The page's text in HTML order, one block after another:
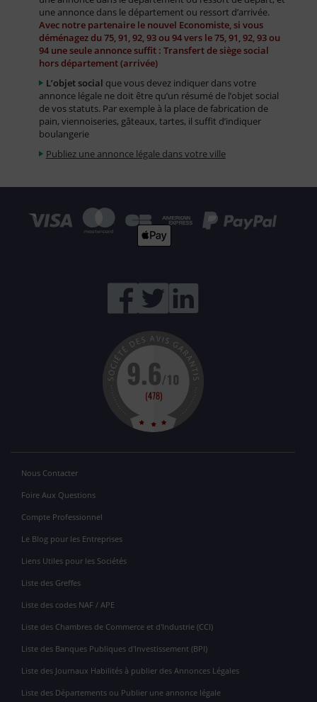
une annonce dans le département ou ressort d’arrivée.
Avec notre partenaire le nouvel Economiste, si vous
déménagez du 75, 91, 92, 93 ou 94 vers le 75, 91, 92, 93 ou
94 une seule annonce suffit : Transfert de siège social
hors département (arrivée)
L’objet social que vous devez indiquer dans votre
annonce légale ne doit être qu’un résumé de l’objet social
de vos statuts. Par exemple à la place de fabrication de
pain, viennoiseries, gâteaux, tartes, il suffit d’indiquer
boulangerie
Publiez une annonce légale dans votre ville
Nous Contacter
Foire Aux Questions
Compte Professionnel
Le Blog pour les Entreprises
Liens Utiles pour les Sociétés
Liste des Greffes
Liste des codes NAF / APE
Liste des Chambres de Commerce et d'Industrie (CCI)
Liste des Banques Publiques d'Investissement (BPI)
Liste des Journaux Habilités à publier des Annonces Légales
Liste des Départements ou Publier une annonce légale